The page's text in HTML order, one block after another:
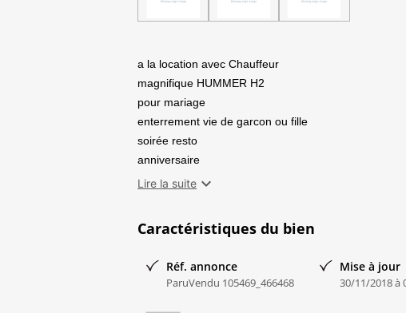
a la location avec Chauffeur
magnifique HUMMER H2
pour mariage
enterrement vie de garcon ou fille
soirée resto
anniversaire
casting
tarif de base pour 1 heure
Lire la suite 
Caractéristiques du bien
Réf. annonce
ParuVendu 105469_466468
Mise à jour
30/11/2018 à